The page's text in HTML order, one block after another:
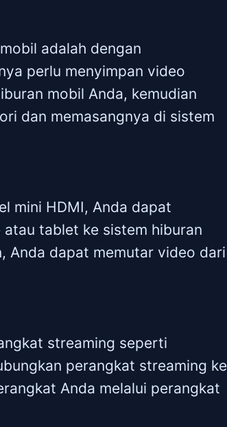
adalah dengan
perlu menyimpan video
mobil Anda, kemudian
dan memasangnya di sistem
mini HDMI, Anda dapat
tablet ke sistem hiburan
Anda dapat memutar video dari
streaming seperti
perangkat streaming ke
Anda melalui perangkat